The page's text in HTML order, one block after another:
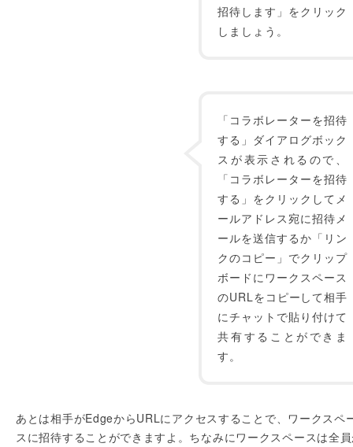
招待します」をクリック
しましょう。
「コラボレーターを招待
する」ダイアログボック
スが表示されるので、
「コラボレーターを招待
する」をクリックしてメ
ールアドレス宛に招待メ
ールを送信するか「リン
クのコピー」でクリップ
ボードにワークスペース
のURLをコピーして相手
にチャットで貼り付けて
共有することができま
す。
あとは相手がEdgeからURLにアクセスすることで、ワークスペ
スに招待することができますよ。ちなみにワークスペースは全